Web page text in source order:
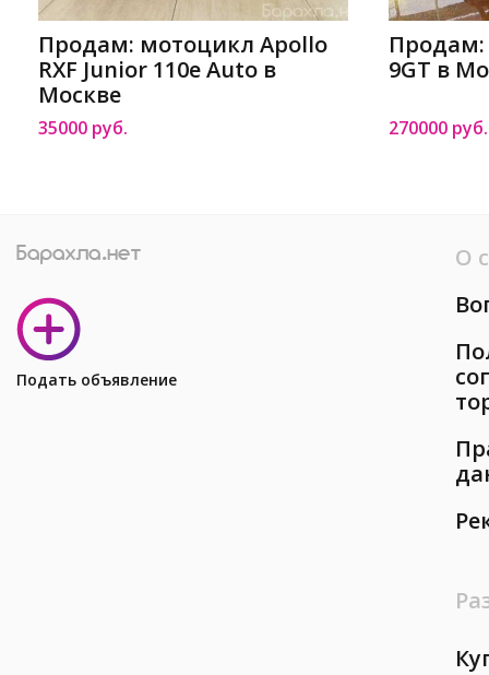
Продам: мотоцикл Apollo
RXF Junior 110e Auto в
Москве
35000 руб.
Продам:
9GT в
270000 руб.
Подать объявление
О